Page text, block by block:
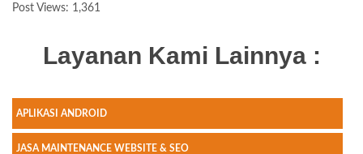
Post Views: 1,361
Layanan Kami Lainnya :
APLIKASI ANDROID
JASA MAINTENANCE WEBSITE & SEO